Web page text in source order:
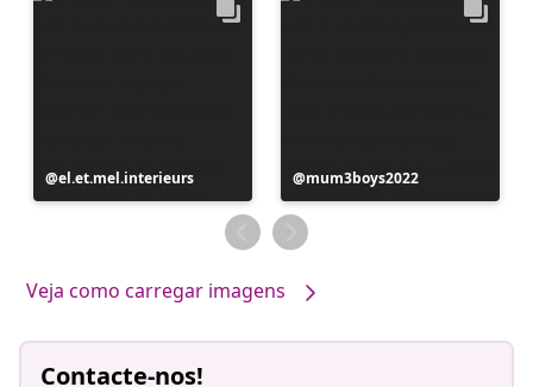
Postagem
publicada
el.et.mel.interieurs
Postagem
publicada
por
mum3boys2022
Veja como carregar imagens
Contacte-nos!